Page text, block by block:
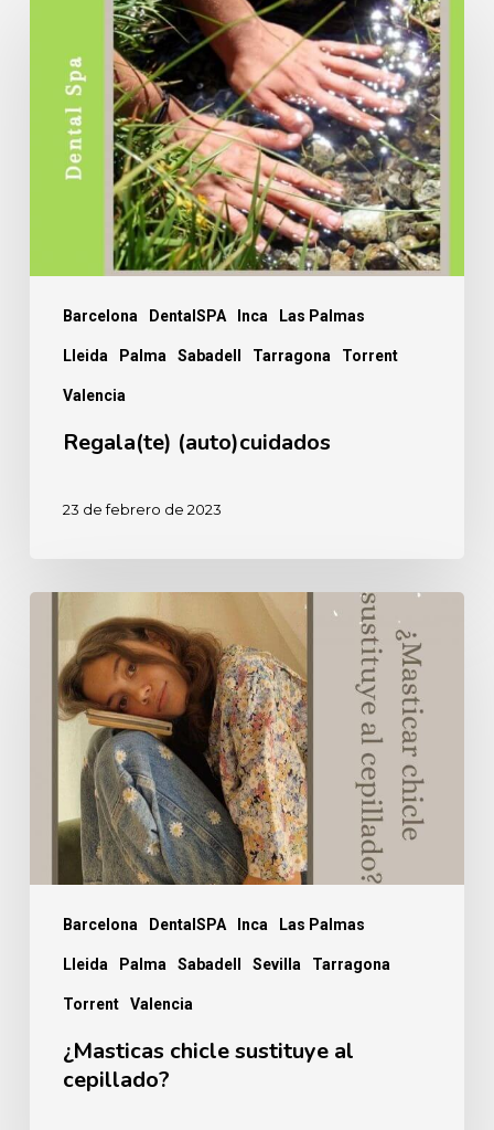
Barcelona DentalSPA Inca Las Palmas
Lleida Palma Sabadell Tarragona Torrent
Valencia
(auto)cuidados
Regala(te) (auto)cuidados
23 de febrero de 2023
Barcelona DentalSPA Inca Las Palmas
Lleida Palma Sabadell Sevilla Tarragona
Torrent Valencia
¿Masticas
chicle
sustituye
cepillado?
¿Masticas chicle sustituye al
cepillado?